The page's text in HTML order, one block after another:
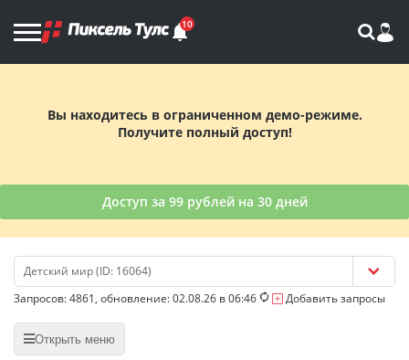
10
Вы находитесь в ограниченном демо-режиме.
Получите полный доступ!
Доступ за 99 рублей на 30 дней
Детский мир (ID: 16064)
Запросов:4861, обновление: 02.08.26 в 06:46 Добавить запросы
Открыть меню